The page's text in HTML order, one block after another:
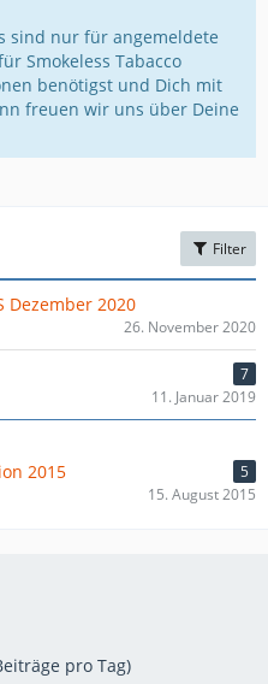
sind nur für angemeldete
Smokeless Tabacco
benötigst und Dich mit
freuen wir uns über Deine
Filter
Dezember 2020
26. November 2020
7
11. Januar 2019
2015
5
15. August 2015
pro Tag)